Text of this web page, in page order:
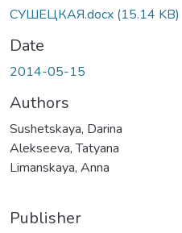
СУШЕЦКАЯ.docx (15.14 KB)
Date
2014-05-15
Authors
Sushetskaya, Darina
Alekseeva, Tatyana
Limanskaya, Anna
Publisher